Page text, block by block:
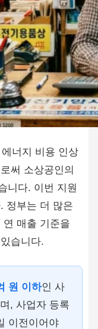
너지 비용 인상
써 소상공인의
니다. 이번 지원
정부는 더 많은
매출 기준을
습니다.
원 이하인 사
, 사업자 등록
이전이어야